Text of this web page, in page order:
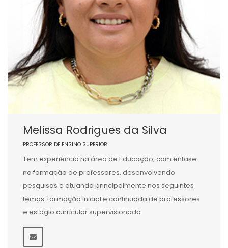
Melissa Rodrigues da Silva
PROFESSOR DE ENSINO SUPERIOR
Tem experiência na área de Educação, com ênfase
na formação de professores, desenvolvendo
pesquisas e atuando principalmente nos seguintes
temas: formação inicial e continuada de professores
e estágio curricular supervisionado.